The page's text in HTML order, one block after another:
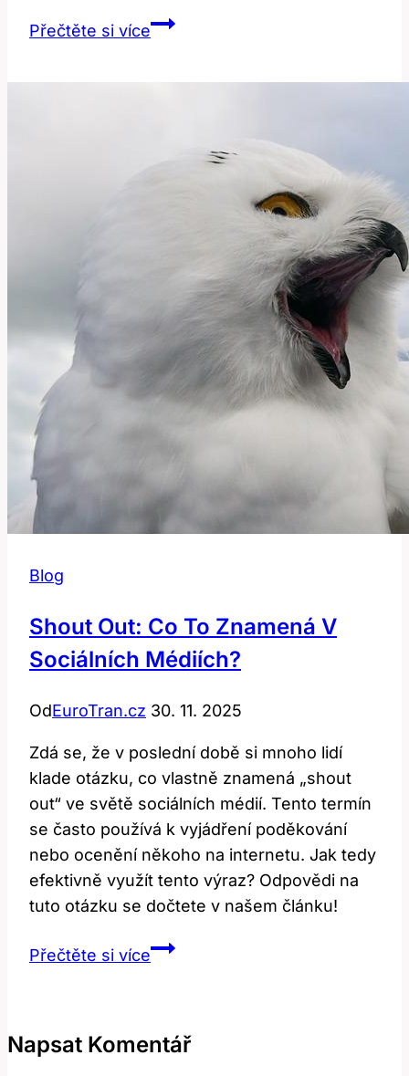
Přečtěte si víceSaucepan:
Blog
Shout Out: Co To Znamená V
Sociálních Médiích?
OdEuroTran.cz 30. 11. 2025
Zdá se, že v poslední době si mnoho lidí
klade otázku, co vlastně znamená „shout
out“ ve světě sociálních médií. Tento termín
se často používá k vyjádření poděkování
nebo ocenění někoho na internetu. Jak tedy
efektivně využít tento výraz? Odpovědi na
tuto otázku se dočtete v našem článku!
Přečtěte si víceShout
Znamená
Napsat Komentář